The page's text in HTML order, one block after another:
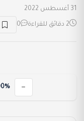
31 أغسطس 2022
2 دقائق للقراءة 0